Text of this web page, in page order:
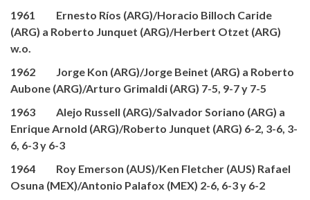
1961 Ernesto Ríos (ARG)/Horacio Billoch Caride
(ARG) a Roberto Junquet (ARG)/Herbert Otzet (ARG)
w.o.
1962 Jorge Kon (ARG)/Jorge Beinet (ARG) a Roberto
Aubone (ARG)/Arturo Grimaldi (ARG) 7-5, 9-7 y 7-5
1963 Alejo Russell (ARG)/Salvador Soriano (ARG) a
Enrique Arnold (ARG)/Roberto Junquet (ARG) 6-2, 3-6, 3-
6, 6-3 y 6-3
1964 Roy Emerson (AUS)/Ken Fletcher (AUS) Rafael
Osuna (MEX)/Antonio Palafox (MEX) 2-6, 6-3 y 6-2